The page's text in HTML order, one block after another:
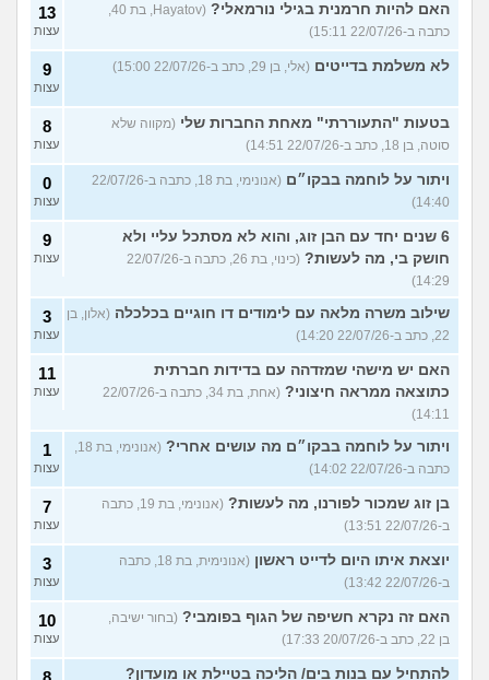
האם להיות חרמנית בגילי נורמאלי?
(Hayatov, בת 40,
כתבה ב-22/07/26 15:11)
13
עצות
לא משלמת בדייטים (אלי, בן 29, כתב ב-22/07/26 15:00) 9
עצות
בטעות "התעוררתי" מאחת החברות שלי (מקווה שלא
סוטה, בן 18, כתב ב-22/07/26 14:51)
8
עצות
ויתור על לוחמה בבקו״ם
(אנונימי, בת 18, כתבה ב-22/07/26
14:40)
0
עצות
6 שנים יחד עם הבן זוג, והוא לא מסתכל עליי ולא
חושק בי, מה לעשות?
(כינוי, בת 26, כתבה ב-22/07/26
14:29)
9
עצות
שילוב משרה מלאה עם לימודים דו חוגיים בכלכלה (אלון, בן
22, כתב ב-22/07/26 14:20)
3
עצות
האם יש מישהי שמזדהה עם בדידות חברתית
כתוצאה ממראה חיצוני?
(אחת, בת 34, כתבה ב-22/07/26
14:11)
11
עצות
ויתור על לוחמה בבקו״ם מה עושים אחרי?
(אנונימי, בת 18,
כתבה ב-22/07/26 14:02)
1
עצות
בן זוג שמכור לפורנו, מה לעשות?
(אנונימי, בת 19, כתבה
ב-22/07/26 13:51)
7
עצות
יוצאת איתו היום לדייט ראשון
(אנונימית, בת 18, כתבה
ב-22/07/26 13:42)
3
עצות
האם זה נקרא חשיפה של הגוף בפומבי? (בחור ישיבה,
בן 22, כתב ב-20/07/26 17:33)
10
עצות
להתחיל עם בנות בים/ הליכה בטיילת או מועדון?